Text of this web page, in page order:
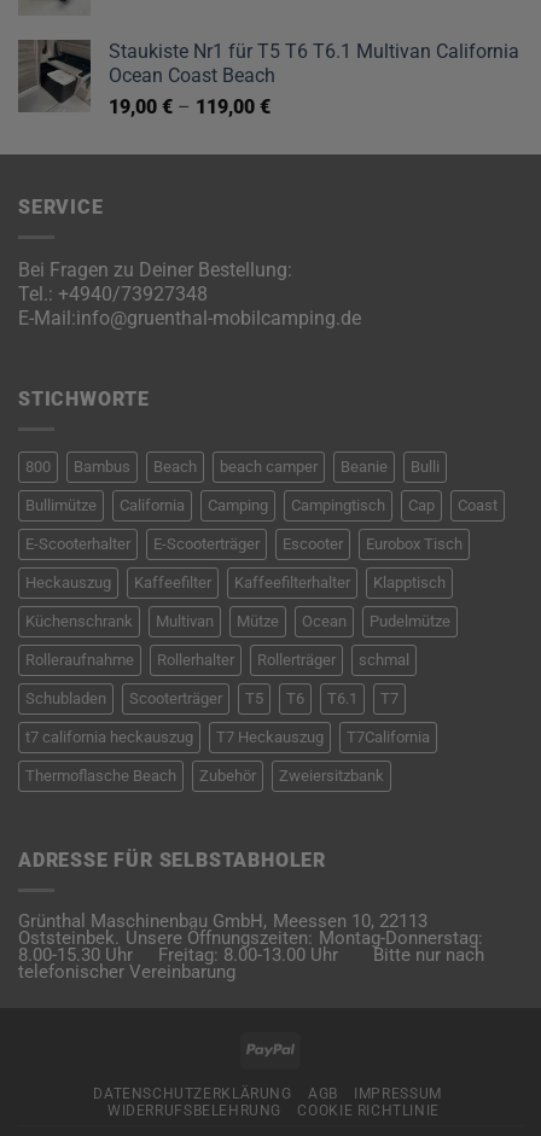
Staukiste Nr1 für T5 T6 T6.1 Multivan California
Ocean Coast Beach
19,00 € – 119,00 €
SERVICE
Bei Fragen zu Deiner Bestellung:
Tel.: +4940/73927348
E-Mail:info@gruenthal-mobilcamping.de
STICHWORTE
800 Bambus Beach beach camper Beanie Bulli
Bullimütze California Camping Campingtisch Cap Coast
E-Scooterhalter E-Scooterträger Escooter Eurobox Tisch
Heckauszug Kaffeefilter Kaffeefilterhalter Klapptisch
Küchenschrank Multivan Mütze Ocean Pudelmütze
Rolleraufnahme Rollerhalter Rollerträger schmal
Schubladen Scooterträger T5 T6 T6.1 T7
t7 california heckauszug T7 Heckauszug T7California
Thermoflasche Beach Zubehör Zweiersitzbank
ADRESSE FÜR SELBSTABHOLER
Grünthal Maschinenbau GmbH, Meessen 10, 22113
Oststeinbek. Unsere Öffnungszeiten: Montag-Donnerstag:
8.00-15.30 Uhr Freitag: 8.00-13.00 Uhr Bitte nur nach
telefonischer Vereinbarung
PayPal
DATENSCHUTZERKLÄRUNG AGB
IMPRESSUM
WIDERRUFSBELEHRUNG
COOKIE RICHTLINIE